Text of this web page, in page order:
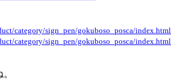
category/sign_pen/gokuboso_posca/index.html
category/sign_pen/gokuboso_posca/index.html